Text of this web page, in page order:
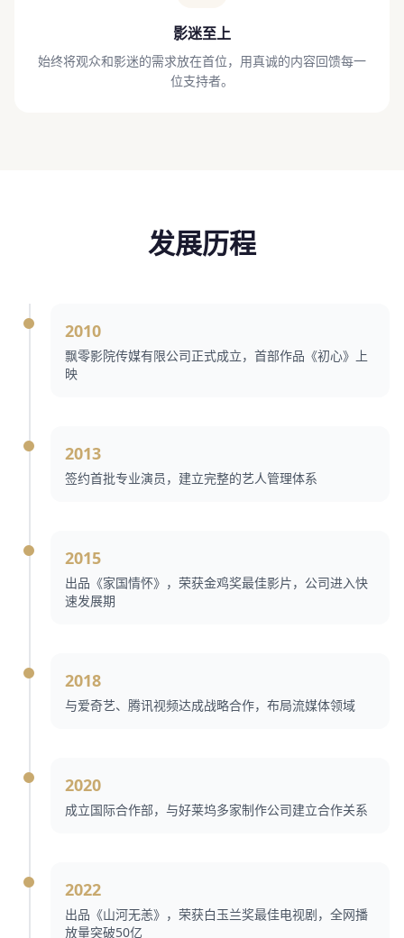
影迷至上
始终将观众和影迷的需求放在首位，用真诚的内容回馈每一
位支持者。
发展历程
2010
飘零影院传媒有限公司正式成立，首部作品《初心》上
映
2013
签约首批专业演员，建立完整的艺人管理体系
2015
出品《家国情怀》，荣获金鸡奖最佳影片，公司进入快
速发展期
2018
与爱奇艺、腾讯视频达成战略合作，布局流媒体领域
2020
成立国际合作部，与好莱坞多家制作公司建立合作关系
2022
出品《山河无恙》，荣获白玉兰奖最佳电视剧，全网播
放量突破50亿